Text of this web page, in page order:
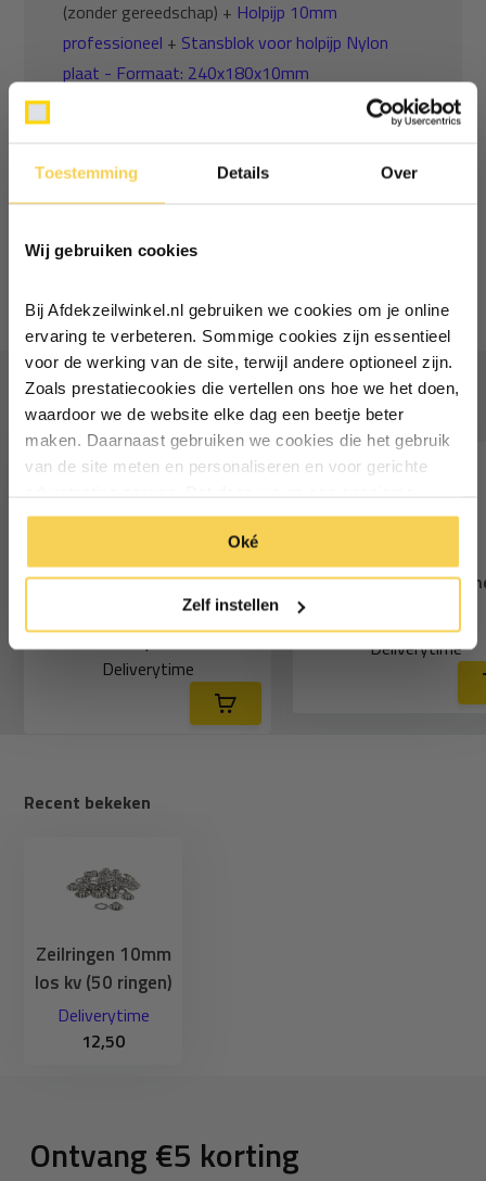
Toestemming Details Over
Wij gebruiken cookies
Bij Afdekzeilwinkel.nl gebruiken we cookies om je online
ervaring te verbeteren. Sommige cookies zijn essentieel
voor de werking van de site, terwijl andere optioneel zijn.
Zoals prestatiecookies die vertellen ons hoe we het doen,
waardoor we de website elke dag een beetje beter
maken. Daarnaast gebruiken we cookies die het gebruik
van de site meten en personaliseren en voor gerichte
manier. Klik op 'Oké' om alle cookies te accepteren. Of
klik op ‘alleen essentiele’ als je niet akkoord gaat met
cookies.
Oké
Zelf instellen
(zonder gereedschap) + Holpijp 10mm
professioneel + Stansblok voor holpijp Nylon
plaat - Formaat: 240x180x10mm
43,95
Je bespaart
(23% Korting)
9,43
Combideal:
Toevoegen aan winkelwagen
Vaak samen gekocht
Zeilringen 10mm set kv (25
14,95
Deliverytime
Terugslagvrije
Deliverytime
Recent bekeken
Zeilringen 10mm
los kv (50 ringen)
Deliverytime
12,50
Ontvang €5 korting
Ontvang €5,- korting!
Schrijf je in voor de nieuwsbrief en
Vul je e-mailadres in‍⁪⁪
Particulier Zakelijk
Inschrijven
*Geldig bij minimale besteding vanaf €75